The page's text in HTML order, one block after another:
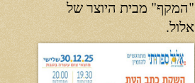
"המקף" מבית היוצר של
אלול.